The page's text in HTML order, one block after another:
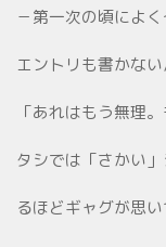
－第一次の頃によ
エントリも書かな
「あれはもう無理
タシでは「さかい
るほどギャグが思い